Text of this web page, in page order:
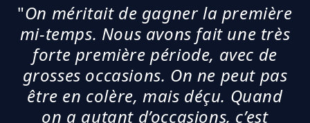
"On méritait de gagner la première
mi-temps. Nous avons fait une très
forte première période, avec de
grosses occasions. On ne peut pas
être en colère, mais déçu. Quand
on a autant d’occasions, c’est